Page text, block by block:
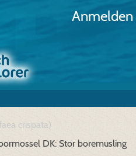
Anmelden
crispata)
DK: Stor boremusling